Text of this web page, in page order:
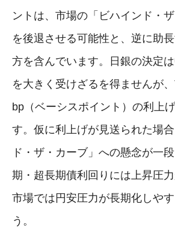
ントは、市場の「ビハインド・
を後退させる可能性と、逆に助
方を含んでいます。日銀の決定
を大きく受けざるを得ませんが
bp（ベーシスポイント）の利上
す。仮に利上げが見送られた場
ド・ザ・カーブ」への懸念が一
期・超長期債利回りには上昇圧
市場では円安圧力が長期化しや
う。